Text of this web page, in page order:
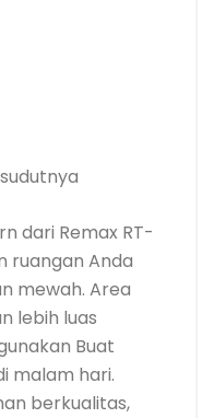
dari Remax RT-
ruangan Anda
mewah. Area
lebih luas
Buat
malam hari.
berkualitas,